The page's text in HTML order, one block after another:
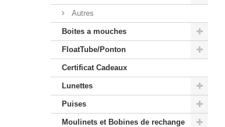
Autres
Boites a mouches
FloatTube/Ponton
Certificat Cadeaux
Lunettes
Puises
Moulinets et Bobines de rechange